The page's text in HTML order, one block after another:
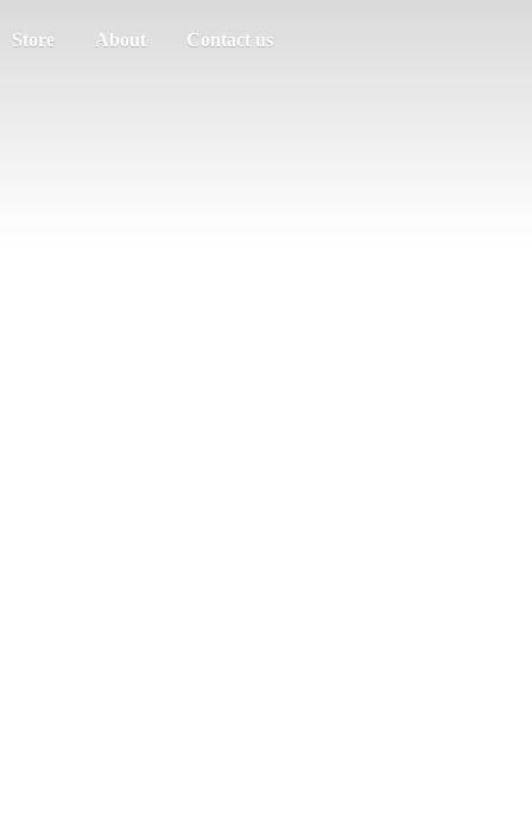
Store About Contact us